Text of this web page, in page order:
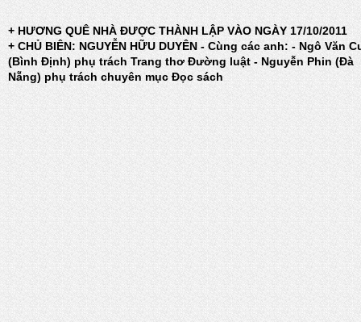
+ HƯƠNG QUÊ NHÀ ĐƯỢC THÀNH LẬP VÀO NGÀY 17/10/2011
+ CHỦ BIÊN: NGUYỄN HỮU DUYÊN - Cùng các anh: - Ngô Văn
(Bình Định) phụ trách Trang thơ Đường luật - Nguyễn Phin (Đà
Nẵng) phụ trách chuyên mục Đọc sách